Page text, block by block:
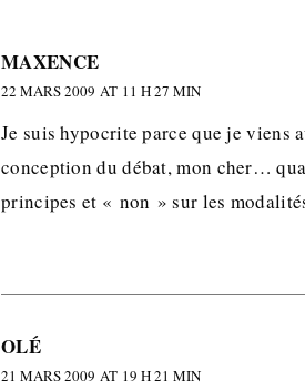
MAXENCE
22 MARS 2009 AT 11 H 27 MIN
Je suis hypocrite parce que je viens
conception du débat, mon cher…
principes et « non » sur les
OLÉ
21 MARS 2009 AT 19 H 21 MIN